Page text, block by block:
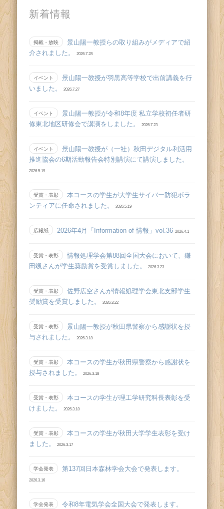
新着情報
掲載・放映
景山陽一教授らの取り組みがメディアで紹
介されました。
2026.7.28
イベント
景山陽一教授が羽黒高等学校で出前講義を行
いました。
2026.7.27
イベント
景山陽一教授が令和8年度 私立学校初任者研
修東北地区研修会で講演をしました。
2026.7.23
イベント
景山陽一教授が（一社）秋田デジタル利活用
推進協会の6期活動報告会特別講演にて講演しました。
2026.5.19
受賞・表彰
本コースの学生が大学生サイバー防犯ボラ
ンティアに任命されました。
2026.5.19
広報紙 2026年4月「Information of 情報」vol.36 2026.4.1
受賞・表彰
情報処理学会第88回全国大会において、鎌
田颯さんが学生奨励賞を受賞しました。
2026.3.23
受賞・表彰
佐野広空さんが情報処理学会東北支部学生
奨励賞を受賞しました。
2026.3.22
受賞・表彰
景山陽一教授が秋田県警察から感謝状を授
与されました。
2026.3.18
受賞・表彰
本コースの学生が秋田県警察から感謝状を
授与されました。
2026.3.18
受賞・表彰
本コースの学生が理工学研究科長表彰を受
けました。
2026.3.18
受賞・表彰
本コースの学生が秋田大学学生表彰を受け
ました。
2026.3.17
学会発表 第137回日本森林学会大会で発表します。
2026.3.16
学会発表 令和8年電気学会全国大会で発表します。